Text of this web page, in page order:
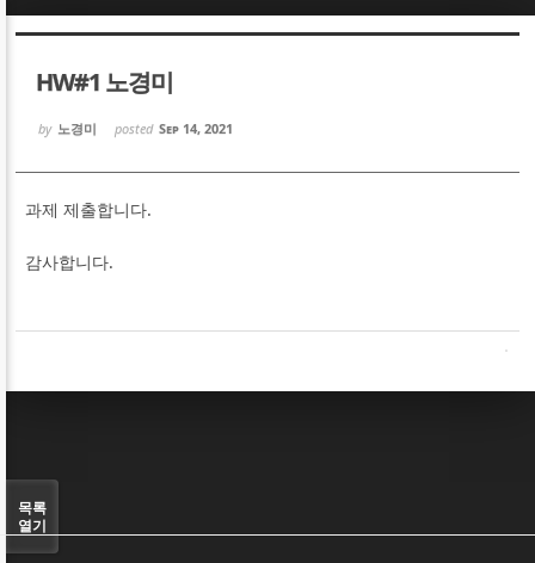
HW#1 노경미
by 노경미 posted Sep 14, 2021
과제 제출합니다.
감사합니다.
목록
열기
Sketchbook5, 스케치북5
Sketchbook5, 스케치북5
Sketchbook5, 스케치북5
Sketchbook5, 스케치북5